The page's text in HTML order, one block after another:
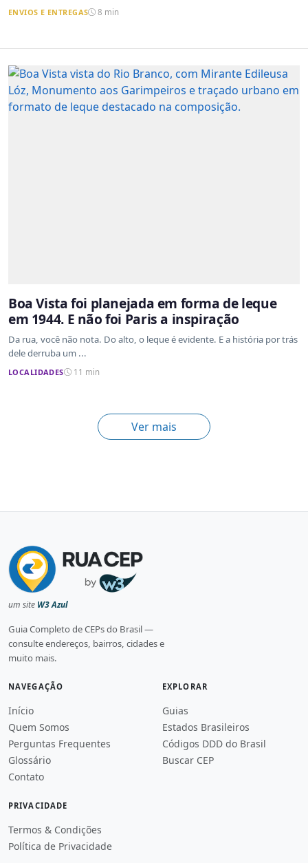
ENVIOS E ENTREGAS 8 min
Boa Vista foi planejada em forma de leque
em 1944. E não foi Paris a inspiração
Da rua, você não nota. Do alto, o leque é evidente. E a história por trás
dele derruba um ...
LOCALIDADES 11 min
Ver mais
um site W3 Azul
Guia Completo de CEPs do Brasil —
consulte endereços, bairros, cidades e
muito mais.
NAVEGAÇÃO
Início
Quem Somos
Perguntas Frequentes
Glossário
Contato
EXPLORAR
Guias
Estados Brasileiros
Códigos DDD do Brasil
Buscar CEP
PRIVACIDADE
Termos & Condições
Política de Privacidade